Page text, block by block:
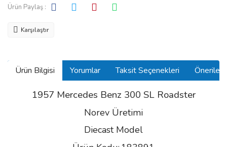
Ürün Paylaş :
Karşılaştır
Ürün Bilgisi Yorumlar Taksit Seçenekleri
1957 Mercedes Benz 300 SL Roadster
Norev Üretimi
Diecast Model